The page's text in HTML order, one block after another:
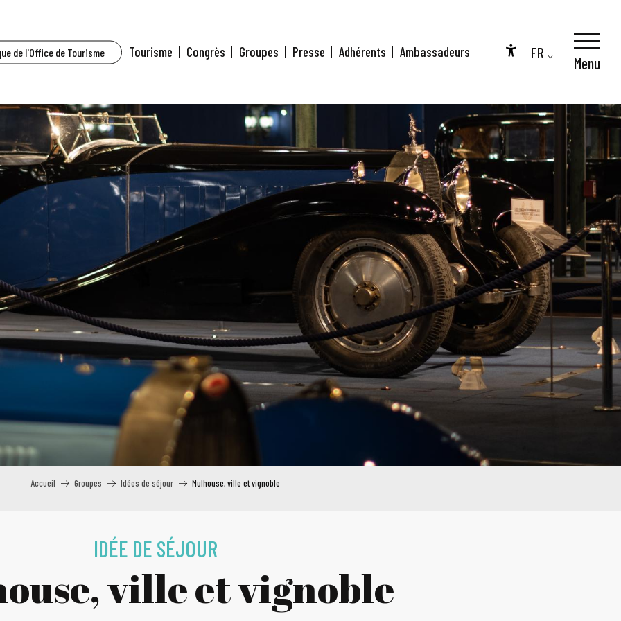
de l'Office de Tourisme
Accessibilité
FR
Tourisme Congrès Groupes Presse Adhérents Ambassadeurs
Menu
Accueil Groupes Idées de séjour Mulhouse, ville et vignoble
IDÉE DE SÉJOUR
ville et vignoble